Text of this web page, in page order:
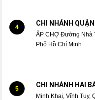
4 CHI NHÁNH
ẤP CHỢ Đường Nhà
Phố Hồ Chí Minh
5 CHI NHÁNH HAI
Minh Khai, Vĩnh Tuy,